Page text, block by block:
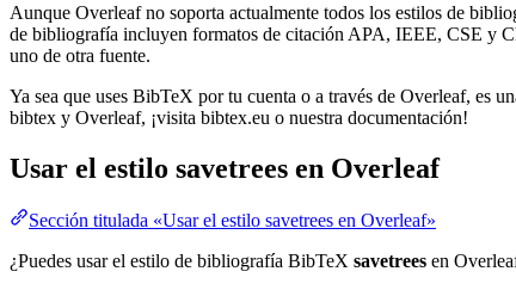
Aunque Overleaf no soporta actualmente todos los estilos de
de bibliografía incluyen formatos de citación APA, IEEE, CSE y
uno de otra fuente.
Ya sea que uses BibTeX por tu cuenta o a través de Overleaf, es
bibtex y Overleaf, ¡visita bibtex.eu o nuestra documentación!
Usar el estilo savetrees en Overleaf
Sección titulada «Usar el estilo savetrees en Overleaf»
¿Puedes usar el estilo de bibliografía BibTeX savetrees en